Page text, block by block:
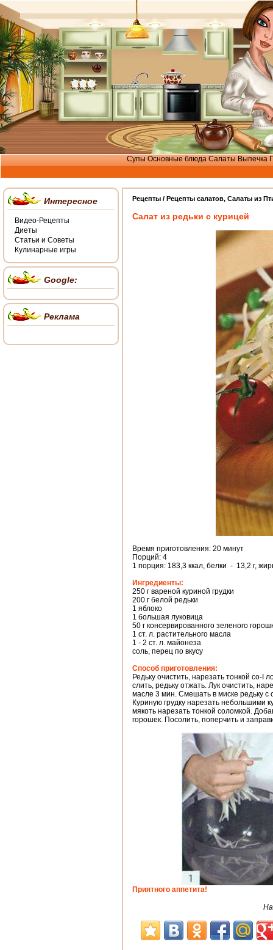
Супы Основные блюда Салаты Выпечка
Рецепты / Рецепты салатов, Салаты из
Салат из редьки с курицей
Время приготовления: 20 минут
Порций: 4
1 порция: 183,3 ккал, белки - 13,2 г,
Ингредиенты:
250 г вареной куриной грудки
200 г белой редьки
1 яблоко
1 большая луковица
50 г консервированного зеленого
1 ст. л. растительного масла
1 - 2 ст. л. майонеза
соль, перец по вкусу
Способ приготовления:
Редьку очистить, нарезать тонкой со-I
слить, редьку отжать. Лук очистить,
масле 3 мин. Смешать в миске редьку
Куриную грудку нарезать небольшими
мякоть нарезать тонкой соломкой.
горошек. Посолить, поперчить и
Приятного аппетита!
Интересное
Видео-Рецепты
Диеты
Статьи и Советы
Кулинарные игры
Google:
Реклама